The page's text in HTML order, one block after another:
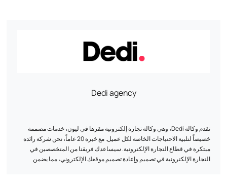
Dedi agency
تقدم وكالة Dedi، وهي وكالة تجارة إلكترونية مقرها في ليون، خدمات مصممة
خصيصاً لتلبية الاحتياجات الخاصة لكل عميل. مع خبرة 20 عاماً، نحن شركة رائدة
مبتكرة في قطاع التجارة الإلكترونية. سيساعدك فريقنا من المتخصصين في
التجارة الإلكترونية في تصميم وإعادة تصميم موقعك الإلكتروني، مما يضمن